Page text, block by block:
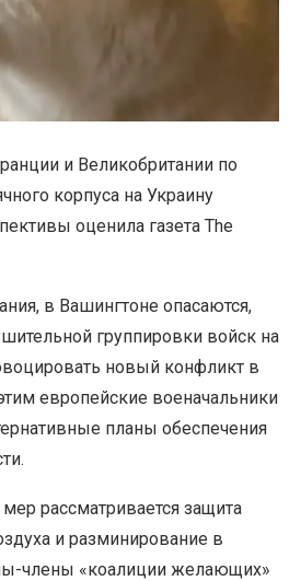
и Великобритании по
корпуса на Украину
оценила газета The
в Вашингтоне опасаются,
группировки войск на
новый конфликт в
европейские военачальники
планы обеспечения
рассматривается защита
и разминирование в
члены «коалиции желающих»